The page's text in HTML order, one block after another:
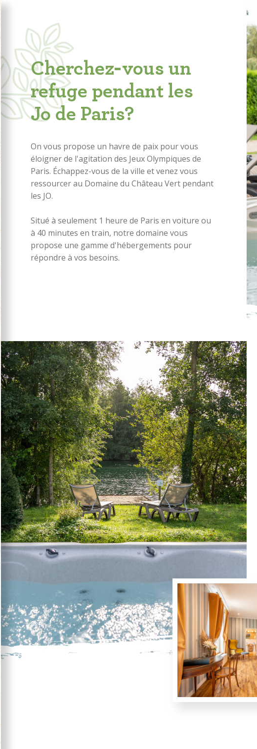
Cherchez-vous un
refuge pendant les
Jo de Paris?
On vous propose un havre de paix pour vous
éloigner de l'agitation des Jeux Olympiques de
Paris. Échappez-vous de la ville et venez vous
ressourcer au Domaine du Château Vert pendant
les JO.
Situé à seulement 1 heure de Paris en voiture ou
à 40 minutes en train, notre domaine vous
propose une gamme d'hébergements pour
répondre à vos besoins.